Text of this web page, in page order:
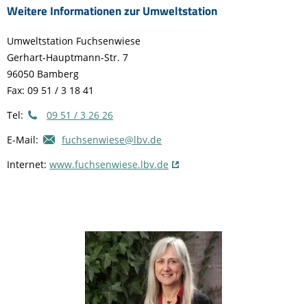
Weitere Informationen zur Umweltstation
Umweltstation Fuchsenwiese
Gerhart-Hauptmann-Str. 7
96050 Bamberg
Fax: 09 51 / 3 18 41
Tel:
09 51 / 3 26 26
E-Mail:
fuchsenwiese@lbv.de
Internet: www.fuchsenwiese.lbv.de